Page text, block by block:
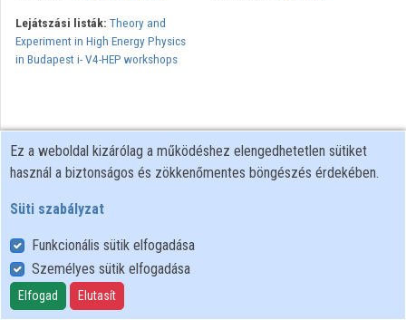
Lejátszási listák: Theory and
Experiment in High Energy Physics
in Budapest i- V4-HEP workshops
Felhasználói szabályzat
Adatkezelési tájékoztató
Süti szabályzat
Ez a weboldal kizárólag a működéshez elengedhetetlen sütiket
használ a biztonságos és zökkenőmentes böngészés érdekében.
Süti szabályzat
Funkcionális sütik elfogadása
Személyes sütik elfogadása
Elfogad Elutasít